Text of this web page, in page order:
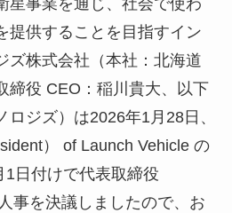
星事業を通じ、社会で使わ
提供することを目指すイン
ズ株式会社（本社：北海道
締役 CEO：稲川貴大、以下
ロジズ）は2026年1月28日、
） of Launch Vehicle の
日付けで代表取締役
事を決議しましたので、お